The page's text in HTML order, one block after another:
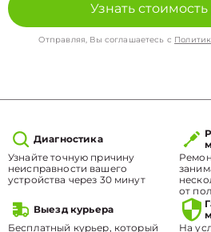
Узнать
Отправляя, Вы соглашаетесь с
Диагностика
Узнайте точную причину
неисправности вашего
устройства через 30 минут
от
Выезд курьера
Бесплатный курьер, который
На